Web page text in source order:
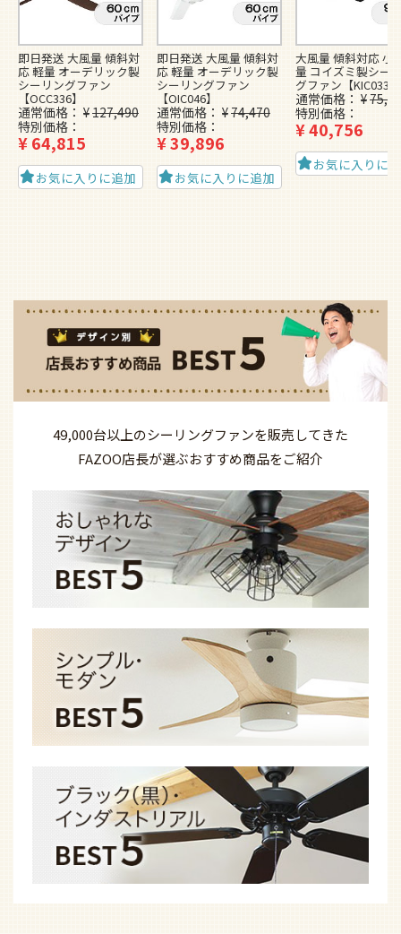
即日発送 大風量 傾斜対
応 軽量 オーデリック製
シーリングファン
【OCC336】
通常価格 ¥127,490
特別価格
¥64,815
お気に入りに追加
即日発送 大風量 傾斜対
応 軽量 オーデリック製
シーリングファン
【OIC046】
通常価格 ¥74,470
特別価格
¥39,896
お気に入りに追加
大風量 傾斜対応 小
量 コイズミ製シー
グファン【KIC033】
通常価格 ¥
特別価格
¥40,756
お気に入りに
49,000台以上のシーリングファンを販売してきた
FAZOO店長が選ぶおすすめ商品をご紹介